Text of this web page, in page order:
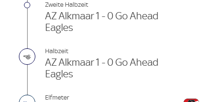
Zweite Halbzeit
AZ Alkmaar 1 - 0 Go Ahead
Eagles
Halbzeit
AZ Alkmaar 1 - 0 Go Ahead
Eagles
Elfmeter